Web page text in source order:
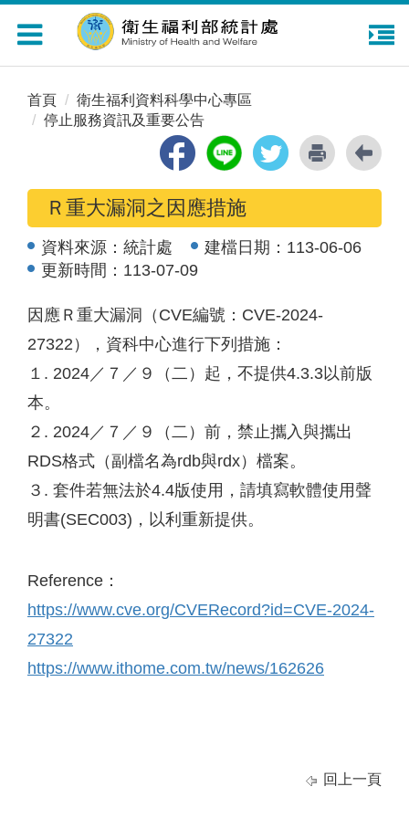
Toggle
navigation
首頁
衛生福利資料科學中心專區
停止服務資訊及重要公告
Ｒ重大漏洞之因應措施
資料來源： 統計處 建檔日期： 113-06-06
更新時間： 113-07-09
因應Ｒ重大漏洞（CVE編號：CVE-2024-
27322），資科中心進行下列措施：
１. 2024／７／９（二）起，不提供4.3.3以前版
本。
２. 2024／７／９（二）前，禁止攜入與攜出
RDS格式（副檔名為rdb與rdx）檔案。
３. 套件若無法於4.4版使用，請填寫軟體使用聲
明書(SEC003)，以利重新提供。
Reference：
https://www.cve.org/CVERecord?id=CVE-2024-
27322
https://www.ithome.com.tw/news/162626
回上一頁